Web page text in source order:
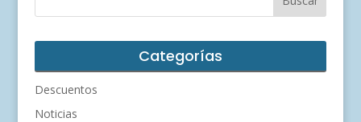
Categorías
Descuentos
Noticias